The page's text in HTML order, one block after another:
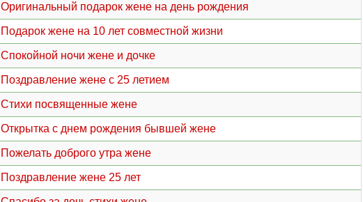
Оригинальный подарок жене на день рождения
Подарок жене на 10 лет совместной жизни
Спокойной ночи жене и дочке
Поздравление жене с 25 летием
Стихи посвященные жене
Открытка с днем рождения бывшей жене
Пожелать доброго утра жене
Поздравление жене 25 лет